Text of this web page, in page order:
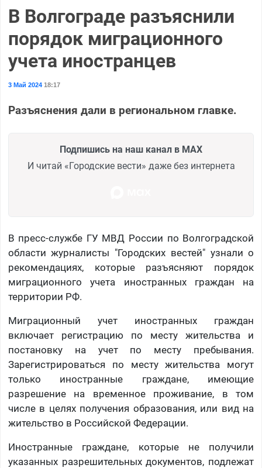
В Волгограде разъяснили
порядок миграционного
учета иностранцев
3 Май 202418:17
Разъяснения дали в региональном главке.
Подпишись на наш канал в MAX
И читай «Городские вести» даже без интернета
В пресс-службе ГУ МВД России по Волгоградской
области журналисты "Городских вестей" узнали о
рекомендациях, которые разъясняют порядок
миграционного учета иностранных граждан на
территории РФ.
Миграционный учет иностранных граждан
включает регистрацию по месту жительства и
постановку на учет по месту пребывания.
Зарегистрироваться по месту жительства могут
только иностранные граждане, имеющие
разрешение на временное проживание, в том
числе в целях получения образования, или вид на
жительство в Российской Федерации.
Иностранные граждане, которые не получили
указанных разрешительных документов, подлежат